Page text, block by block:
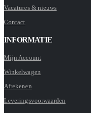
Vacatures & nieuws
Contact
INFORMATIE
Mijn Account
Winkelwagen
Afrekenen
Leveringsvoorwaarden